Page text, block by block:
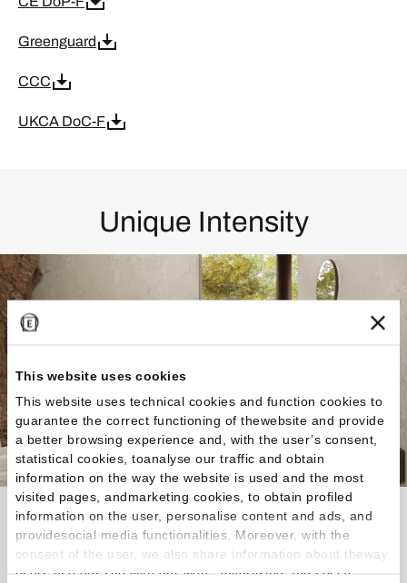
This website uses cookies
This website uses technical cookies and function cookies to
guarantee the correct functioning of thewebsite and provide
a better browsing experience and, with the user’s consent,
statistical cookies, toanalyse our traffic and obtain
information on the way the website is used and the most
visited pages, andmarketing cookies, to obtain profiled
information on the user, personalise content and ads, and
providesocial media functionalities. Moreover, with the
consent of the user, we also share information about theway
users use our site with our web, advertising and social
Greenguard
CCC
UKCA DoC-F
Unique Intensity
Cada espacio, ya sea interior o exterior, se reviste
con autenticidad mineral, con fuerza expresiva.